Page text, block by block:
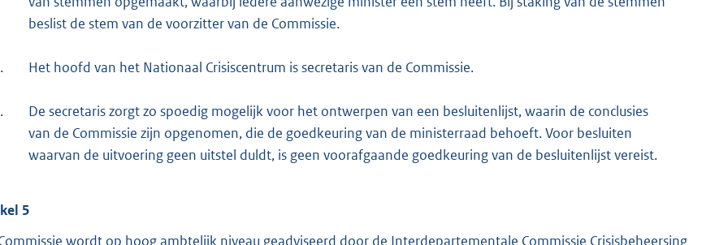
beslist de stem van de voorzitter van de Commissie.
Het hoofd van het Nationaal Crisiscentrum is secretaris van de Commissie.
De secretaris zorgt zo spoedig mogelijk voor het ontwerpen van een besluitenlijst, waarin de conclusies
van de Commissie zijn opgenomen, die de goedkeuring van de ministerraad behoeft. Voor besluiten
waarvan de uitvoering geen uitstel duldt, is geen voorafgaande goedkeuring van de besluitenlijst vereist.
5
wordt op hoog ambtelijk niveau geadviseerd door de Interdepartementale Commissie Crisisbeheersing